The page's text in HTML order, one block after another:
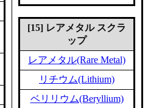
[15] レアメタル スクラ
ップ
レアメタル(Rare Metal)
リチウム(Lithium)
ベリリウム(Beryllium)